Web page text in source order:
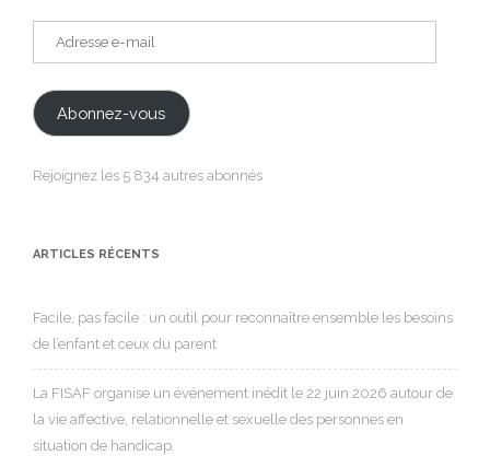
Adresse
e-
Abonnez-vous
Rejoignez les 5 834 autres abonnés
ARTICLES RÉCENTS
Facile, pas facile : un outil pour reconnaître ensemble les besoins
de l’enfant et ceux du parent
La FISAF organise un événement inédit le 22 juin 2026 autour de
la vie affective, relationnelle et sexuelle des personnes en
situation de handicap.